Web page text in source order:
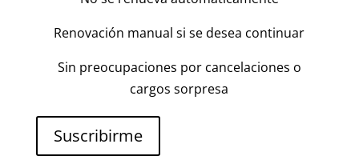
Renovación manual si se desea continuar
Sin preocupaciones por cancelaciones o
cargos sorpresa
Suscribirme